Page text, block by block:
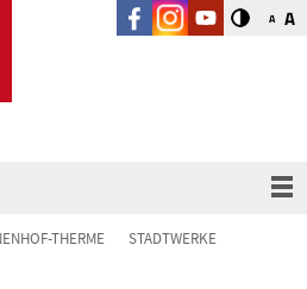
A A
THERME STADTWERKE